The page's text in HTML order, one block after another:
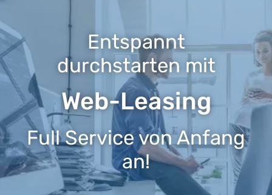
Entspannt
durchstarten mit
Web-Leasing
Full Service von Anfang
an!